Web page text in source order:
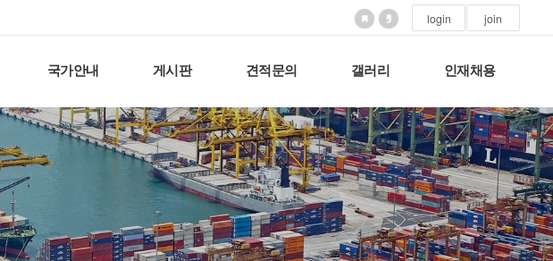
login join
국가안내 게시판 견적문의 갤러리 인재채용